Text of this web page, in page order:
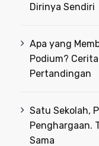
Dirinya Sendiri
Apa yang
Podium?
Pertandingan
Satu Sekolah,
Penghargaan.
Sama